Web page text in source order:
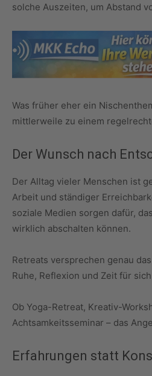
solche Auszeiten, um Abstand
Was früher eher ein
mittlerweile zu einem
Der Wunsch nach
Der Alltag vieler Menschen ist
Arbeit und ständiger
soziale Medien sorgen dafür,
wirklich abschalten können.
Retreats versprechen genau
Ruhe, Reflexion und Zeit für
Ob Yoga-Retreat, Kreativ-
Achtsamkeitsseminar – das
Erfahrungen statt